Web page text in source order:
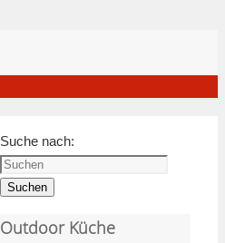
Suche nach:
Suchen
Outdoor Küche